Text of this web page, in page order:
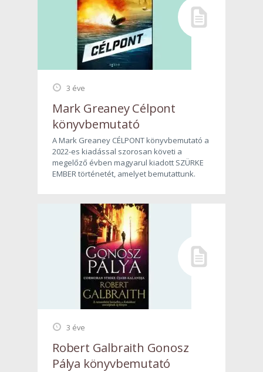
3 éve
Mark Greaney Célpont
könyvbemutató
A Mark Greaney CÉLPONT könyvbemutató a
2022-es kiadással szorosan követi a
megelőző évben magyarul kiadott SZÜRKE
EMBER történetét, amelyet bemutattunk.
3 éve
Robert Galbraith Gonosz
Pálya könyvbemutató